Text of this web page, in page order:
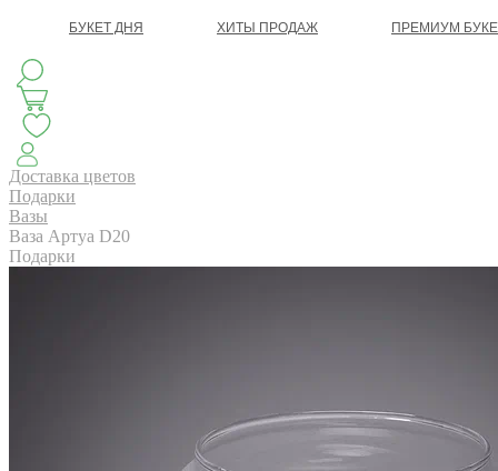
БУКЕТ ДНЯ ХИТЫ ПРОДАЖ ПРЕМИУМ
АВТОРСКИЕ БУКЕТЫ
Доставка цветов
Подарки
Вазы
Ваза Артуа D20
Подарки